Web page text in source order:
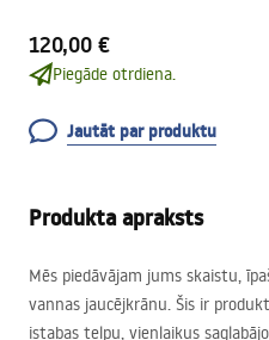
120,00 €
Piegāde otrdiena.
Jautāt par produktu
Produkta apraksts
Mēs piedāvājam jums skaistu,
vannas jaucējkrānu. Šis ir
istabas telpu, vienlaikus